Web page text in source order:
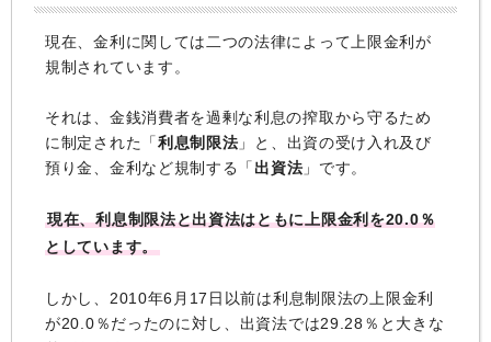
現在、金利に関しては二つの法律によって上限金利が
規制されています。
それは、金銭消費者を過剰な利息の搾取から守るため
に制定された「利息制限法 」と、出資の受け入れ及び
預り金、金利など規制する「 出資法 」です。
現在、利息制限法と出資法はともに上限金利を20.0％
としています。
しかし、2010年6月17日以前は利息制限法の上限金利
が20.0％だったのに対し、出資法では29.28％と大きな